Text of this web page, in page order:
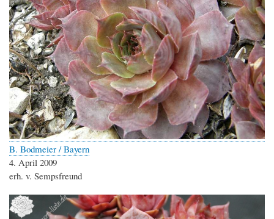
B. Bodmeier / Bayern
4. April 2009
erh. v. Sempsfreund